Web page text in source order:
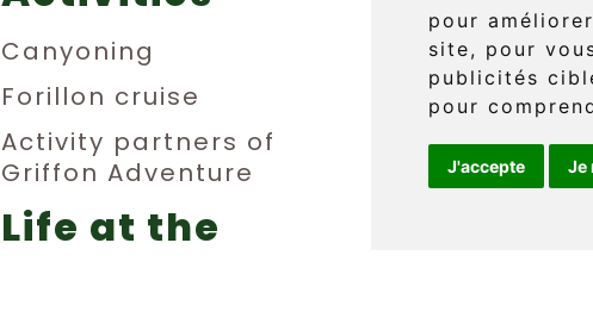
pour
site, pour
publicités
pour
J'accepte Je
Canyoning
Forillon cruise
Activity partners of
Griffon Adventure
Life at the